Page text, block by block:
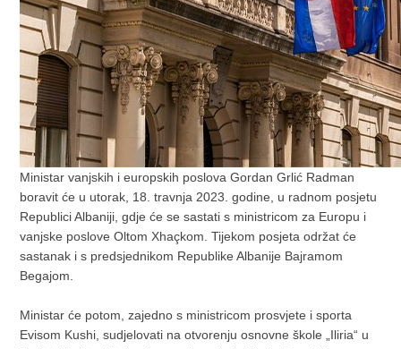
Ministar vanjskih i europskih poslova Gordan Grlić Radman
boravit će u utorak, 18. travnja 2023. godine, u radnom posjetu
Republici Albaniji, gdje će se sastati s ministricom za Europu i
vanjske poslove Oltom Xhaçkom. Tijekom posjeta održat će
sastanak i s predsjednikom Republike Albanije Bajramom
Begajom.
Ministar će potom, zajedno s ministricom prosvjete i sporta
Evisom Kushi, sudjelovati na otvorenju osnovne škole „Iliria“ u